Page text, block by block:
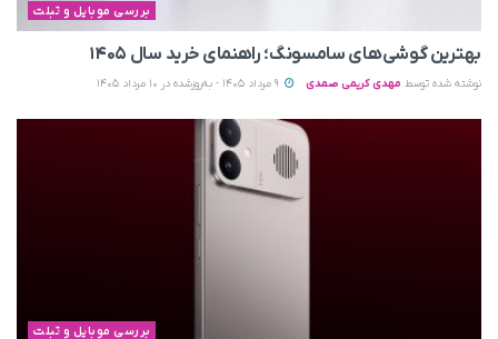
بررسی موبایل و تبلت
بهترین گوشی‌های سامسونگ؛ راهنمای خرید سال ۱۴۰۵
نوشته شده توسط مهدی کریمی صمدی
بررسی موبایل و تبلت